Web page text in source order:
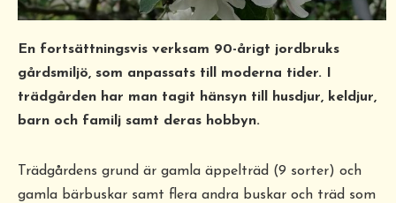
En fortsättningsvis verksam 90-årigt jordbruks
gårdsmiljö, som anpassats till moderna tider. I
trädgården har man tagit hänsyn till husdjur, keldjur,
barn och familj samt deras hobbyn.
Trädgårdens grund är gamla äppelträd (9 sorter) och
gamla bärbuskar samt flera andra buskar och träd som